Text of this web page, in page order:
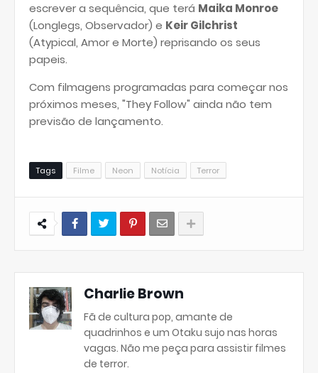
escrever a sequência, que terá Maika Monroe
(Longlegs, Observador) e Keir Gilchrist
(Atypical, Amor e Morte) reprisando os seus
papeis.
Com filmagens programadas para começar nos
próximos meses, "They Follow" ainda não tem
previsão de lançamento.
Tags Filme Neon Notícia Terror
Charlie Brown
Fã de cultura pop, amante de
quadrinhos e um Otaku sujo nas horas
vagas. Não me peça para assistir filmes
de terror.